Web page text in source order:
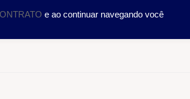
SERVIÇOS CIENTÍFICO TRATAMENTO
e ao continuar navegando você